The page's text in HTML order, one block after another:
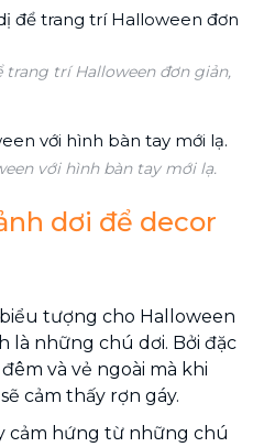
trang trí Halloween đơn giản,
với hình bàn tay mới lạ.
dơi để decor
tượng cho Halloween
là những chú dơi. Bởi đặc
và vẻ ngoài mà khi
cảm thấy rợn gáy.
cảm hứng từ những chú